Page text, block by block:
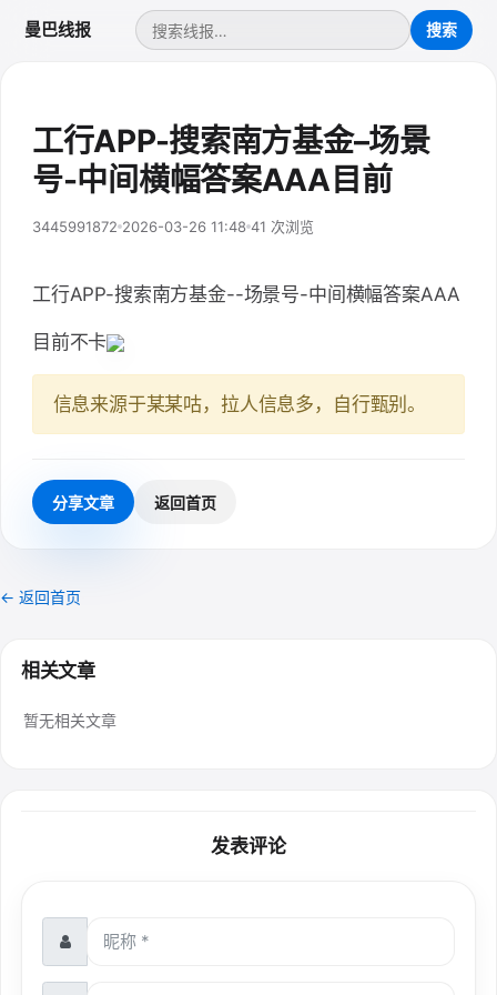
曼巴线报
工行APP-搜索南方基金–场景
号-中间横幅答案AAA目前
3445991872 2026-03-26 11:48 41 次浏览
工行APP-搜索南方基金--场景号-中间横幅答案AAA
目前不卡
信息来源于某某咕，拉人信息多，自行甄别。
分享文章 返回首页
← 返回首页
相关文章
暂无相关文章
发表评论